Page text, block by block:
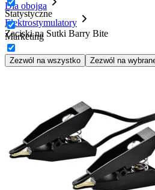
Statystyczne
Marketing
Zezwól na wszystko Zezwól na
Dla obojga
Elektrostymulatory
Zaciski na Sutki Barry Bite